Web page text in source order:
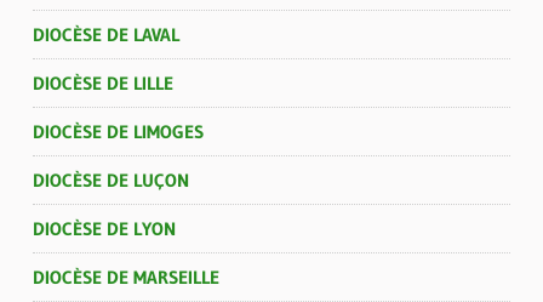
DIOCÈSE DE LAVAL
DIOCÈSE DE LILLE
DIOCÈSE DE LIMOGES
DIOCÈSE DE LUÇON
DIOCÈSE DE LYON
DIOCÈSE DE MARSEILLE